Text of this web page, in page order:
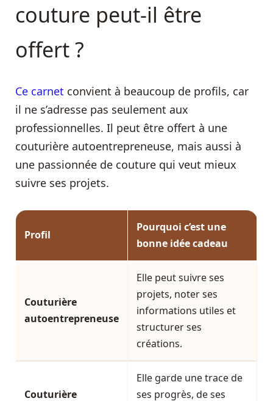
couture peut-il être
offert ?
Ce carnet convient à beaucoup de profils, car
il ne s’adresse pas seulement aux
professionnelles. Il peut être offert à une
couturière autoentrepreneuse, mais aussi à
une passionnée de couture qui veut mieux
suivre ses projets.
Profil
Pourquoi c’est une
bonne idée cadeau
Couturière
autoentrepreneuse
Elle peut suivre ses
projets, noter ses
informations utiles et
structurer ses
créations.
Couturière
Elle garde une trace de
ses progrès, de ses